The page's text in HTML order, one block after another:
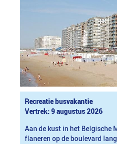
Recreatie busvakantie
Vertrek: 9 augustus 2026
Aan de kust in het Belgische
flaneren op de boulevard